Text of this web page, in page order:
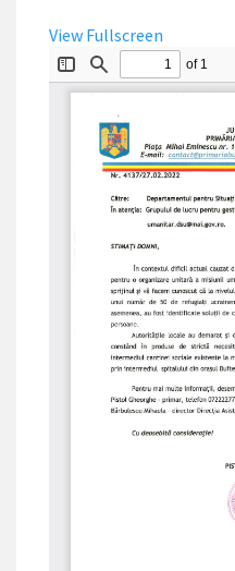
View Fullscreen